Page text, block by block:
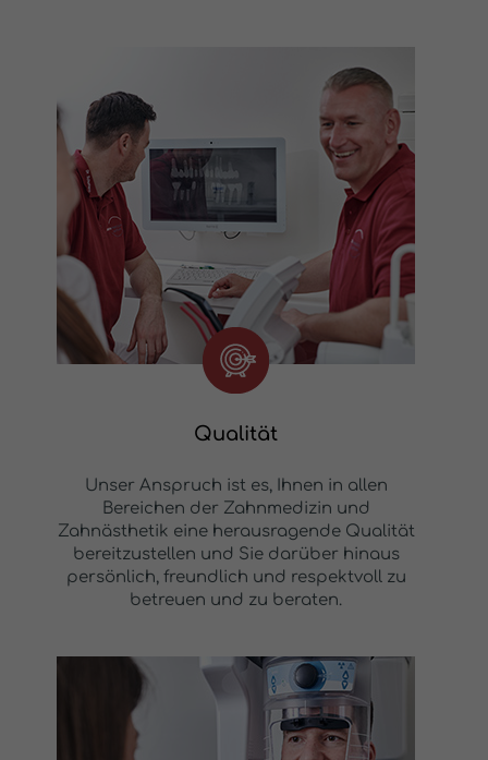
Qualität
Unser Anspruch ist es, Ihnen in allen
Bereichen der Zahnmedizin und
Zahnästhetik eine herausragende Qualität
bereitzustellen und Sie darüber hinaus
persönlich, freundlich und respektvoll zu
betreuen und zu beraten.